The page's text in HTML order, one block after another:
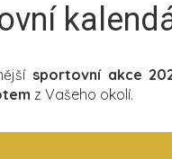
sportovní akce
z Vašeho okolí.